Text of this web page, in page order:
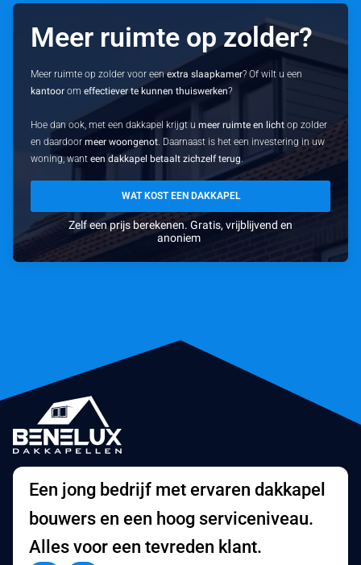
Meer ruimte op zolder?
Meer ruimte op zolder voor eenextra slaapkamer? Of wilt u een
kantoor omeffectiever te kunnen thuiswerken?
Hoe dan ook, met een dakkapel krijgt umeer ruimte en licht op zolder
en daardoormeer woongenot. Daarnaast is het een investering in uw
woning, wanteen dakkapel betaalt zichzelf terug.
WAT KOST EEN DAKKAPEL
Zelf een prijs berekenen. Gratis, vrijblijvend en
anoniem
Een jong bedrijf met ervaren dakkapel
bouwers en een hoog serviceniveau.
Alles voor een tevreden klant.